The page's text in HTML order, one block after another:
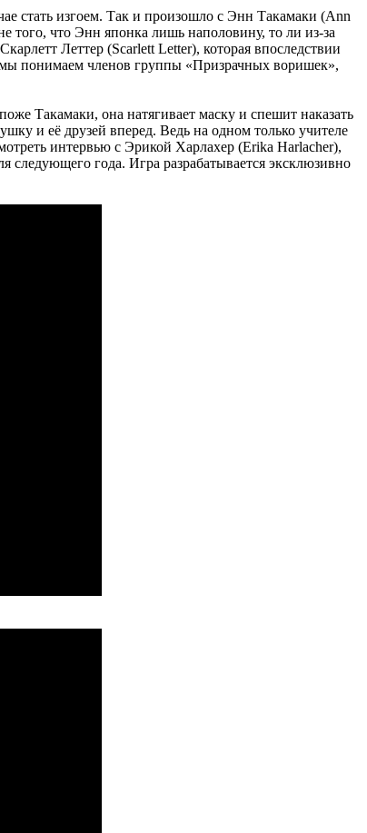
стать изгоем. Так и произошло с Энн Такамаки (Ann
того, что Энн японка лишь наполовину, то ли из-за
Леттер (Scarlett Letter), которая впоследствии
понимаем членов группы «Призрачных воришек»,
Такамаки, она натягивает маску и спешит наказать
и её друзей вперед. Ведь на одном только учителе
интервью с Эрикой Харлахер (Erika Harlacher),
следующего года. Игра разрабатывается эксклюзивно